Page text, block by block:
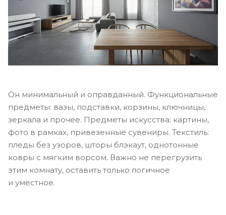
Он минимальный и оправданный. Функциональные
предметы: вазы, подставки, корзины, ключницы,
зеркала и прочее. Предметы искусства: картины,
фото в рамках, привезенные сувениры. Текстиль:
пледы без узоров, шторы блэкаут, однотонные
ковры с мягким ворсом. Важно не перегрузить
этим комнату, оставить только логичное
и уместное.